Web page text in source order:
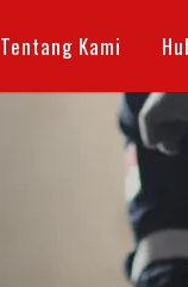
Tentang Kami